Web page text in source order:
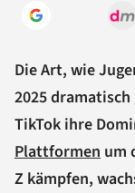
Die Art, wie
2025
TikTok ihre
Plattformen um
Z kämpfen,